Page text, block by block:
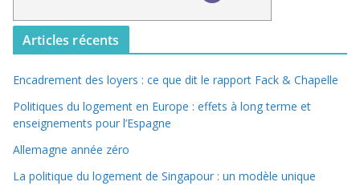
Articles récents
Encadrement des loyers : ce que dit le rapport Fack & Chapelle
Politiques du logement en Europe : effets à long terme et
enseignements pour l’Espagne
Allemagne année zéro
La politique du logement de Singapour : un modèle unique